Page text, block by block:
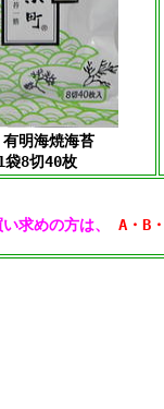
明海焼海苔
袋8切40枚
求めの方は、 A・B